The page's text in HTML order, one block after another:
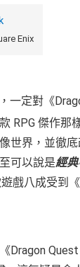
Enix
一定對《
RPG 傑作那
世界，並徹
可以說是經
戲八成受到
Dragon